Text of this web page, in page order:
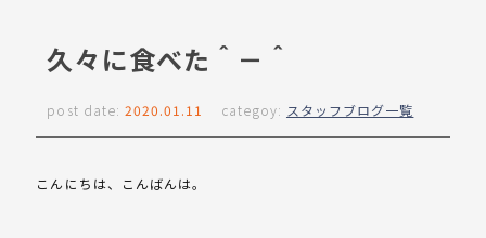
久々に食べた＾－＾
post date: 2020.01.11 categoy: スタッフブログ一覧
こんにちは、こんばんは。